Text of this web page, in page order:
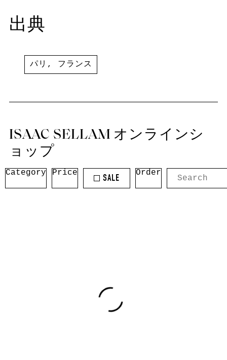
出典
パリ , フランス
ISAAC SELLAM オンラインシ
ョップ
Category Price SALE Order